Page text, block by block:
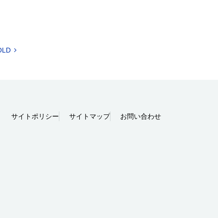
サイトポリシー サイトマップ お問い合わせ